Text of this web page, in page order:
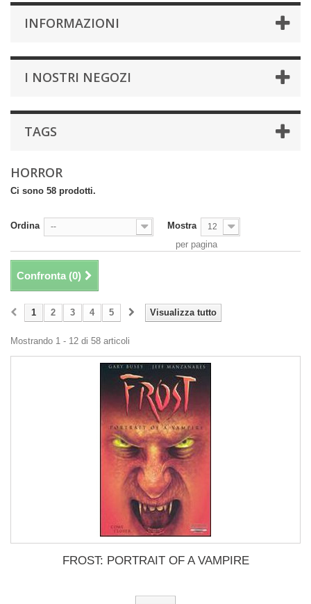
INFORMAZIONI
I NOSTRI NEGOZI
TAGS
HORROR
Ci sono 58 prodotti.
Ordina -- Mostra 12
per pagina
Confronta (0)
Visualizza tutto
1 2 3 4 5
Mostrando 1 - 12 di 58 articoli
FROST: PORTRAIT OF A VAMPIRE